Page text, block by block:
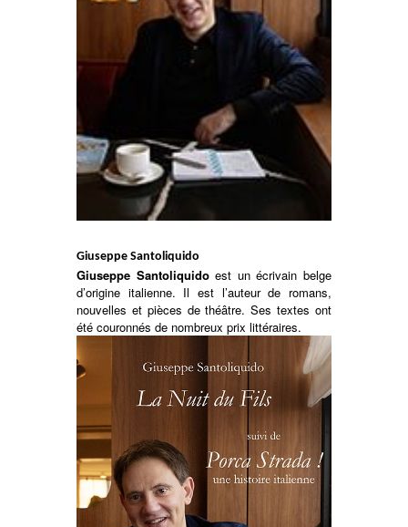
Giuseppe Santoliquido
Giuseppe Santoliquidoest un écrivain belge
d’origine italienne. Il est l’auteur de romans,
nouvelles et pièces de théâtre. Ses textes ont
été couronnés de nombreux prix littéraires.